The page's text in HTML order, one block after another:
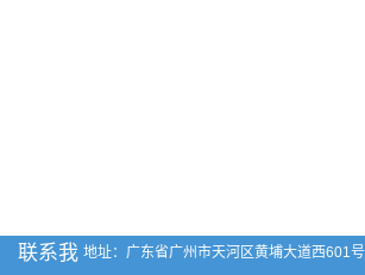
联系我 地址：广东省广州市天河区黄埔大道西601